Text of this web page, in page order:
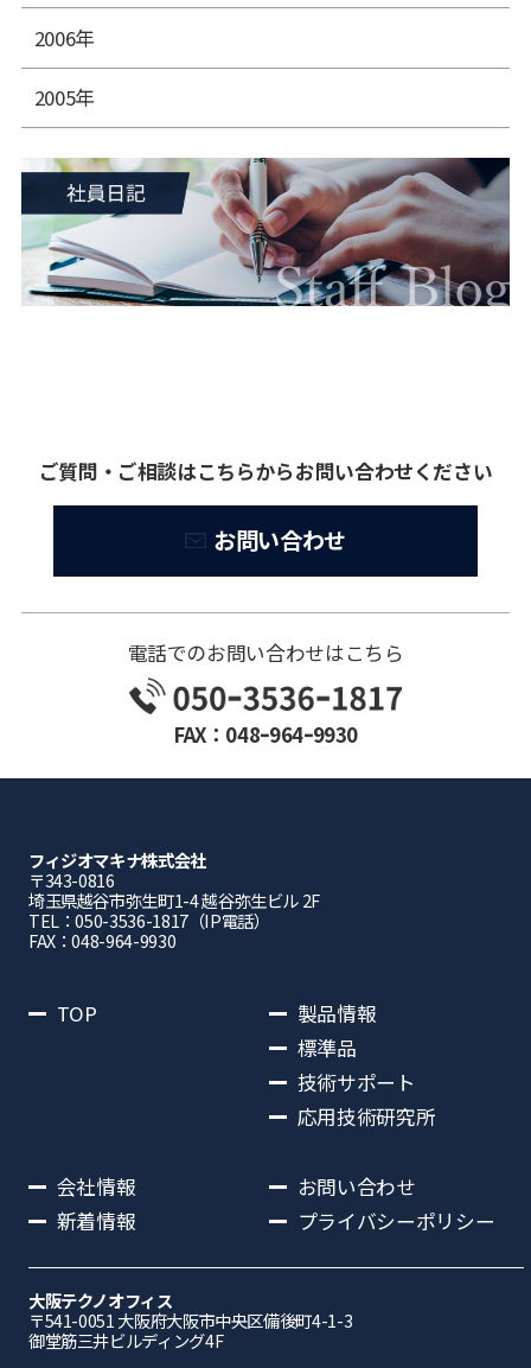
2006年
2005年
ご質問・ご相談はこちらからお問い合わせください
お問い合わせ
電話でのお問い合わせはこちら
FAX：048ｰ964ｰ9930
フィジオマキナ株式会社
〒343-0816
埼⽟県越⾕市弥⽣町1-4 越⾕弥⽣ビル 2F
TEL：050-3536-1817（IP電話）
FAX：048-964-9930
TOP
製品情報
標準品
技術サポート
応用技術研究所
会社情報
新着情報
お問い合わせ
プライバシーポリシー
大阪テクノオフィス
〒541-0051 ⼤阪府⼤阪市中央区備後町4-1-3
御堂筋三井ビルディング4F